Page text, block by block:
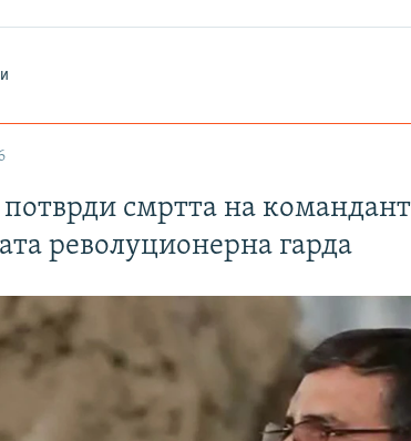
потврди смртта на
револуционерна гарда